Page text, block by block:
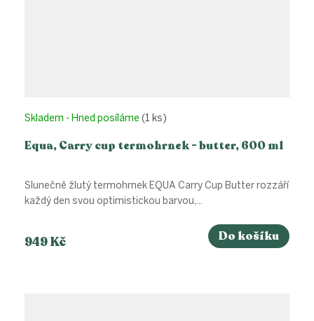
Equa, Carry cup termohrnek - butter, 600 ml
Skladem - Hned posíláme (1 ks)
949 Kč Do košíku
Slunečně žlutý termohrnek EQUA Carry Cup Butter rozzáří
každý den svou optimistickou barvou,...